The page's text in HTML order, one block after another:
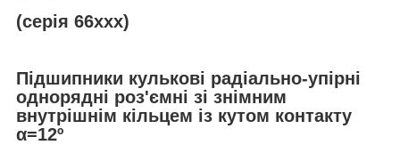
(серія 66ххх)
Підшипники кулькові радіально-упірні
однорядні роз'ємні зі знімним
внутрішнім кільцем із кутом контакту
α=12º